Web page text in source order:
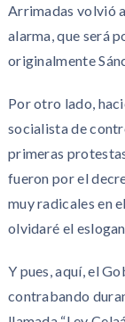
Arrimadas volvió
alarma, que será
originalmente
Por otro lado,
socialista de
primeras
fueron por el
muy radicales en
olvidaré el
Y pues, aquí, el
contrabando